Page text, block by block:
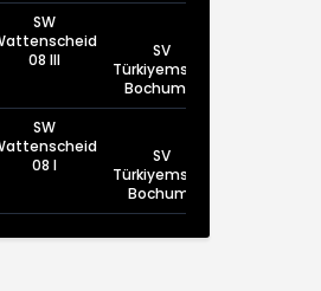
SW
08 III
SV
Türkiyemspor
Bochum III
SW
08 I
SV
Türkiyemspor
Bochum I